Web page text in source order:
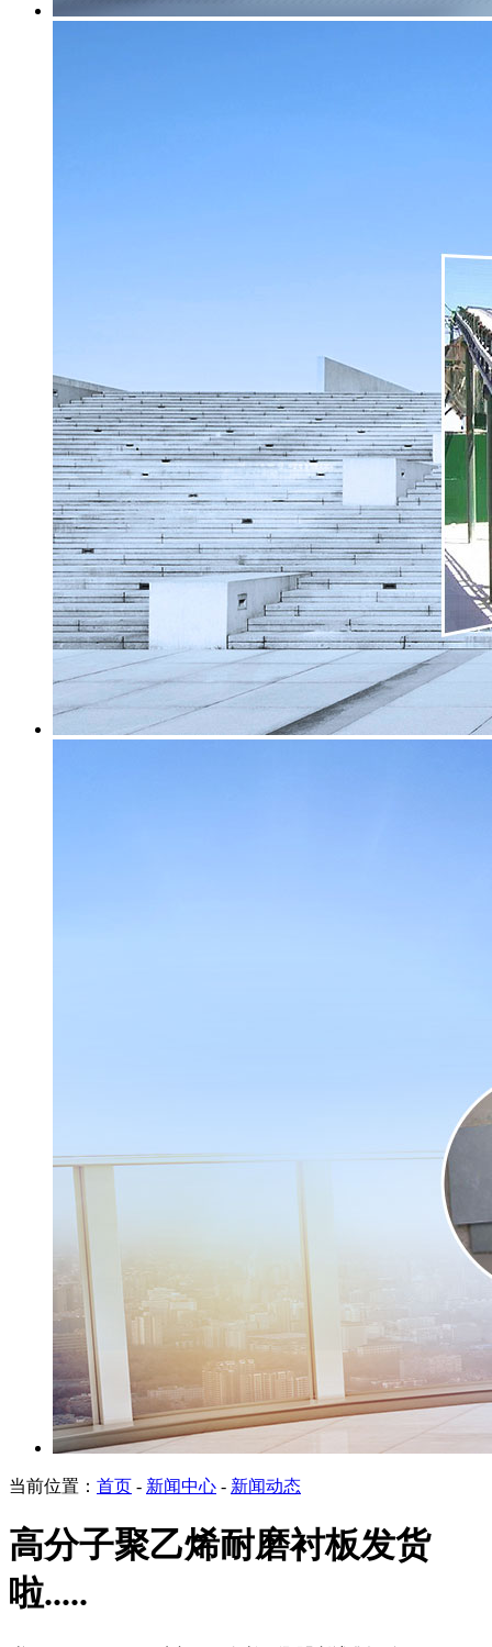
当前位置： 首页 - 新闻中心 - 新闻动态
高分子聚乙烯耐磨衬板发货
啦.....